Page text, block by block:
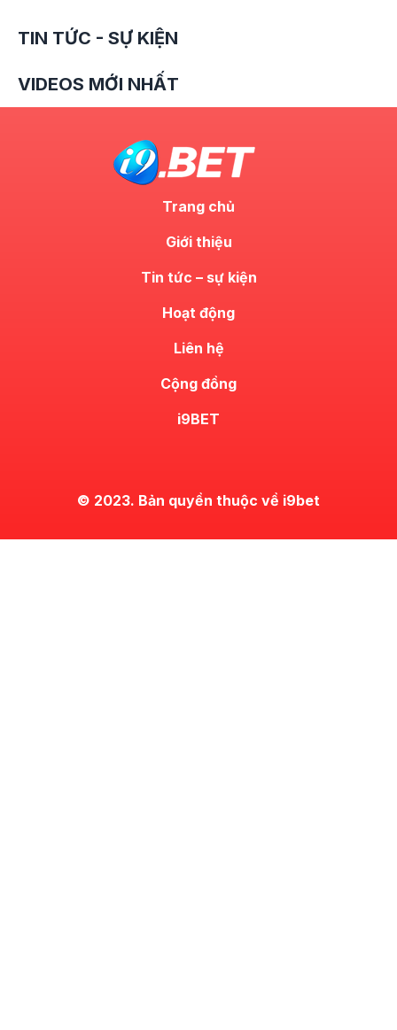
TIN TỨC - SỰ KIỆN
VIDEOS MỚI NHẤT
Trang chủ
Giới thiệu
Tin tức – sự kiện
Hoạt động
Liên hệ
Cộng đồng
i9BET
© 2023. Bản quyền thuộc về i9bet